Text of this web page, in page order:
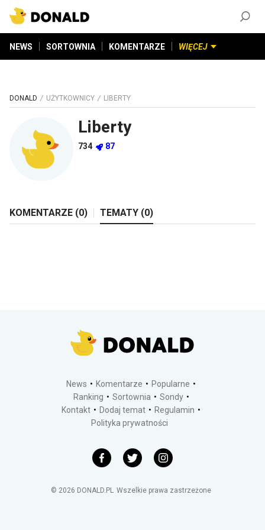
NEWS SORTOWNIA KOMENTARZE WIĘCEJ
DONALD UŻYTKOWNICY LIBERTY
Liberty
734 87
KOMENTARZE (0) TEMATY (0)
News Komentarze
Popularne
Ranking
Sortownia
Sondy
Kontakt
Dodaj temat
Regulamin
Polityka prywatności
© 2026 DONALD.PL Wszelkie prawa zastrzeżone